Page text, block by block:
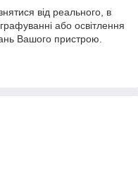
від реального, в
або освітлення
Вашого пристрою.